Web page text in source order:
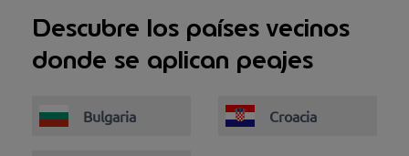
Descubre los países vecinos
donde se aplican peajes
Bulgaria Croacia